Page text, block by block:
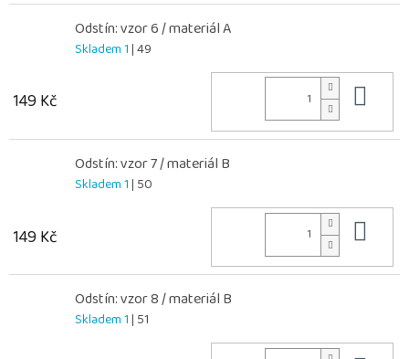
Odstín: vzor 6 / materiál A
Skladem 1| 49
149 Kč
Odstín: vzor 7 / materiál B
Skladem 1| 50
149 Kč
Odstín: vzor 8 / materiál B
Skladem 1| 51